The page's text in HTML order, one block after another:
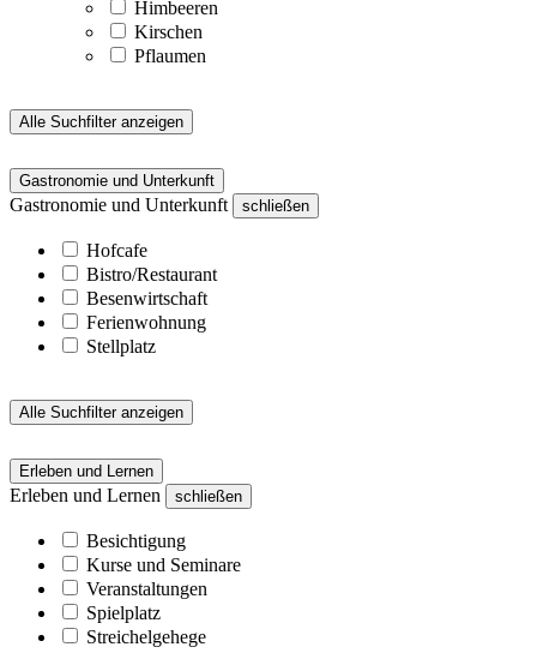
Himbeeren
Kirschen
Pflaumen
Alle Suchfilter anzeigen
Gastronomie und Unterkunft
Gastronomie und Unterkunft schließen
Hofcafe
Bistro/Restaurant
Besenwirtschaft
Ferienwohnung
Stellplatz
Alle Suchfilter anzeigen
Erleben und Lernen
Erleben und Lernen schließen
Besichtigung
Kurse und Seminare
Veranstaltungen
Spielplatz
Streichelgehege